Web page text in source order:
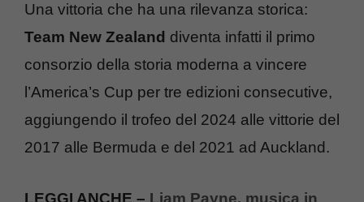
Una vittoria che ha una rilevanza storica:
Team New Zealand diventa infatti il primo
consorzio della storia moderna a vincere
l’America’s Cup per tre edizioni consecutive,
aggiungendo il trofeo del 2024 alle vittorie del
2017 alle Bermuda e del 2021 ad Auckland.
LEGGI ANCHE – Liam Payne, musica in